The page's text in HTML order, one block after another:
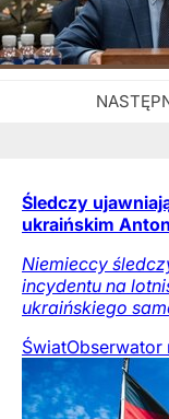
Śledczy
ukraińskim
Niemieccy
incydentu na
ukraińskiego
ŚwiatObserwator